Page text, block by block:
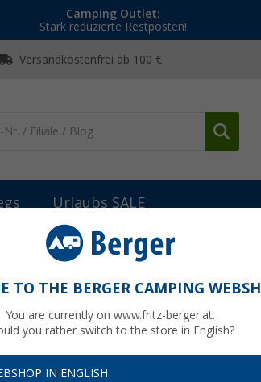
Camping Outlet:
Stark reduzierte Restposten!
Versandkostenfrei ab 100 €
Urlaubs SALE
Kühlschränke Thetford Winterabdeckung
zu Kühlschränke N3141 &
TO THE BERGER CAMPING
You are currently on www.fritz-berger.at.
you rather switch to the store in English?
IN ENGLISH